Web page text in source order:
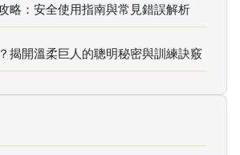
略：安全使用指南與常見錯誤解析
揭開溫柔巨人的聰明秘密與訓練訣竅